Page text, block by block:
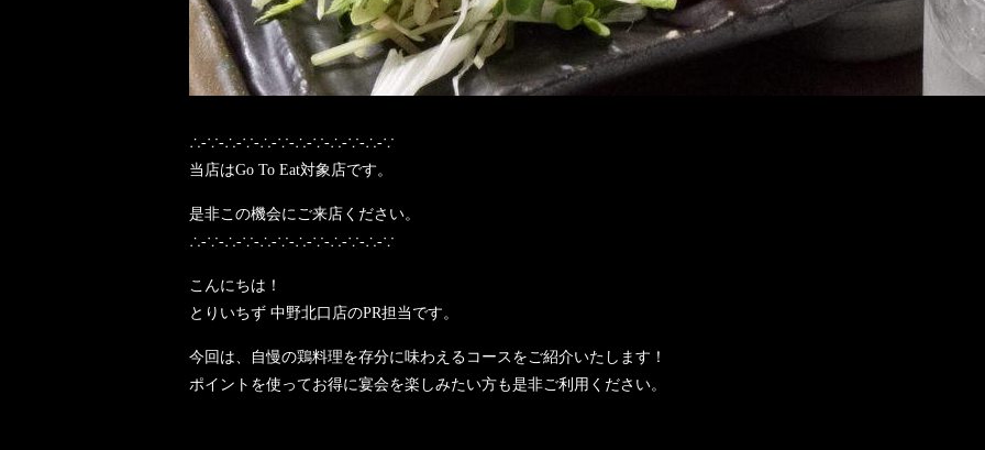
∴-∵-∴-∵-∴-∵-∴-∵-∴-∵-∴-∵
当店はGo To Eat対象店です。
是非この機会にご来店ください。
∴-∵-∴-∵-∴-∵-∴-∵-∴-∵-∴-∵
こんにちは！
とりいちず 中野北口店のPR担当です。
今回は、自慢の鶏料理を存分に味わえるコースをご紹介いたします！
ポイントを使ってお得に宴会を楽しみたい方も是非ご利用ください。